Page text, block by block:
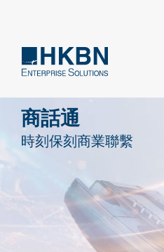
商話通
時刻保刻商業聯繫